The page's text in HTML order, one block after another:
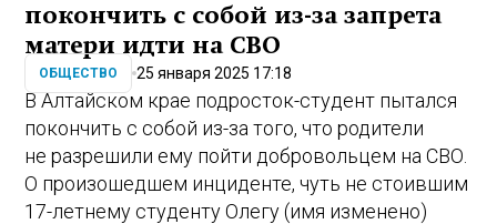
покончить с собой из-за запрета
матери идти на СВО
ОБЩЕСТВО 25 января 2025 17:18
В Алтайском крае подросток-студент пытался
покончить с собой из-за того, что родители
не разрешили ему пойти добровольцем на СВО.
О произошедшем инциденте, чуть не стоившим
17-летнему студенту Олегу (имя изменено)